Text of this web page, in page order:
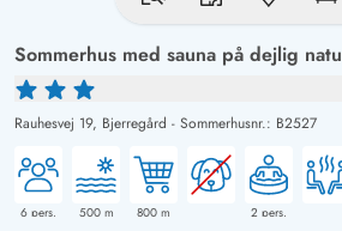
Sommerhus med sauna på dejlig
Rauhesvej 19, Bjerregård - Sommerhusnr.: B2527
6 pers. 500m 800 m 2 pers.